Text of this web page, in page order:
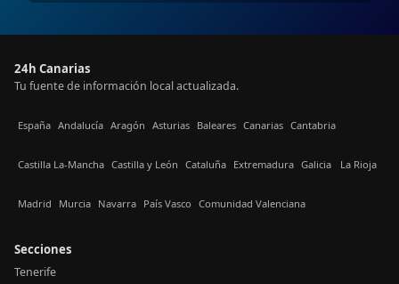
24h Canarias
Tu fuente de información local actualizada.
España Andalucía Aragón Asturias Baleares Canarias Cantabria
Castilla La-Mancha Castilla y León Cataluña Extremadura Galicia La Rioja
Madrid Murcia Navarra País Vasco Comunidad Valenciana
Secciones
Tenerife